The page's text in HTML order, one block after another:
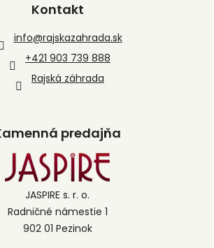
Kontakt
info@rajskazahrada.sk
+421 903 739 888
Rajská záhrada
predajňa
JASPIRE s. r. o.
Radničné námestie 1
902 01 Pezinok